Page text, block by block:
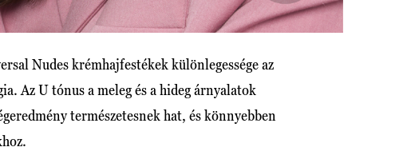
Nudes krémhajfestékek különlegessége az
Az U tónus a meleg és a hideg árnyalatok
természetesnek hat, és könnyebben